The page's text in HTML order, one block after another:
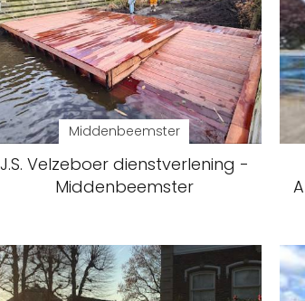
Middenbeemster
J.S. Velzeboer dienstverlening -
Middenbeemster